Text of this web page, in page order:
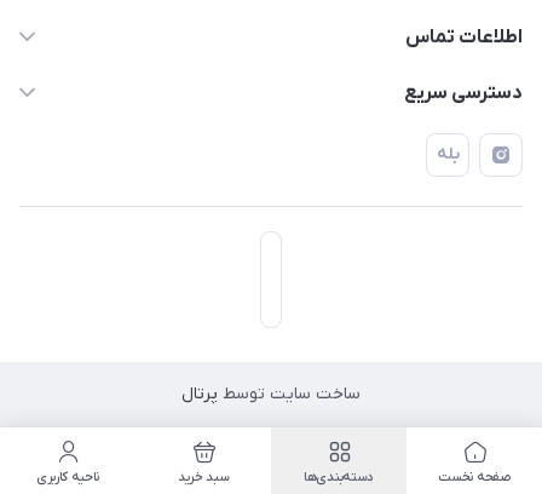
اطلاعات تماس
۰۲۱۷۷۰۶۰۰۲۸ ـ ۰۹۱۹۰۰۲۸۲۴۷
فروشگاه آبتین
مسیریابی در اپلیکیشن نشان
دسترسی سریع
حساب کاربری
بله
ساخت سایت توسط پرتال
صفحه نخست دسته‌بندی‌ها سبد خرید ناحیه کاربری